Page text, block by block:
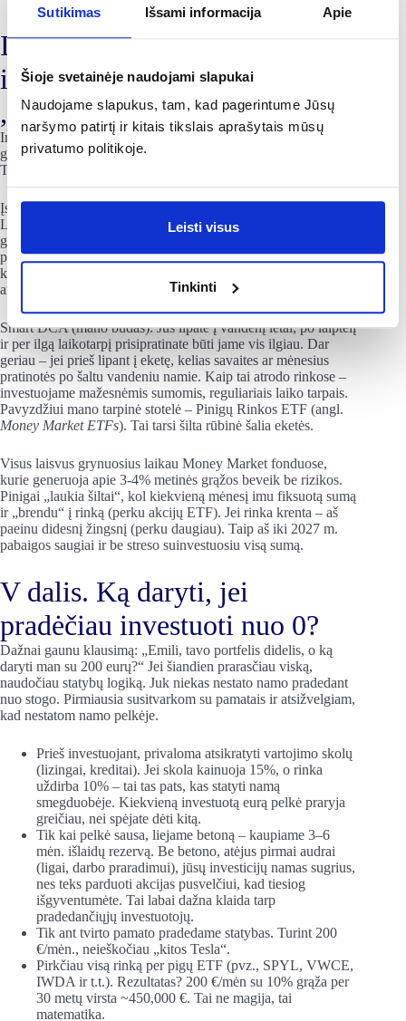
Sutikimas Išsami informacija Apie
Šioje svetainėje naudojami slapukai
Naudojame slapukus, tam, kad pagerintume Jūsų
naršymo patirtį ir kitais tikslais aprašytais mūsų
privatumo politikoje.
Leisti visus
Tinkinti
IV dalis. Vykdymas: Kaip
investuoti, kai rinka
„įkaitusi“?
Investuoti 40,000+ eurų vienu ypu („Lump Sum“), kai
grafikai atrodo kaip vertikali siena, yra psichologiškai sunku.
Todėl aš sukūriau tarpinę stotelę.
Įsivaizduokite investavimą kaip maudynes eketėje žiemą.
Lump Sum (Viskas iškart): Jūs įšokate į ledinį vandenį stačia
galva ir būnate ten bent 5 minutes. Jei organizmas atlaiko –
puiku. Bet šokas gali būti toks didelis (jei rinka kitą dieną
krenta 20%-40%), kad ištiks panika ir išlipsite privalomai
anksčiau nei norėjote.
Smart DCA (mano būdas): Jūs lipate į vandenį lėtai, po laiptelį
ir per ilgą laikotarpį prisipratinate būti jame vis ilgiau. Dar
geriau – jei prieš lipant į eketę, kelias savaites ar mėnesius
pratinotės po šaltu vandeniu namie. Kaip tai atrodo rinkose –
investuojame mažesnėmis sumomis, reguliariais laiko tarpais.
Pavyzdžiui mano tarpinė stotelė – Pinigų Rinkos ETF (angl.
Money Market ETFs). Tai tarsi šilta rūbinė šalia eketės.
Visus laisvus grynuosius laikau Money Market fonduose,
kurie generuoja apie 3-4% metinės grąžos beveik be rizikos.
Pinigai „laukia šiltai“, kol kiekvieną mėnesį imu fiksuotą sumą
ir „brendu“ į rinką (perku akcijų ETF). Jei rinka krenta – aš
paeinu didesnį žingsnį (perku daugiau). Taip aš iki 2027 m.
pabaigos saugiai ir be streso suinvestuosiu visą sumą.
V dalis. Ką daryti, jei
pradėčiau investuoti nuo 0?
Dažnai gaunu klausimą: „Emili, tavo portfelis didelis, o ką
daryti man su 200 eurų?“ Jei šiandien prarasčiau viską,
naudočiau statybų logiką. Juk niekas nestato namo pradedant
nuo stogo. Pirmiausia susitvarkom su pamatais ir atsižvelgiam,
kad nestatom namo pelkėje.
Prieš investuojant, privaloma atsikratyti vartojimo skolų
(lizingai, kreditai). Jei skola kainuoja 15%, o rinka
uždirba 10% – tai tas pats, kas statyti namą
smegduobėje. Kiekvieną investuotą eurą pelkė praryja
greičiau, nei spėjate dėti kitą.
Tik kai pelkė sausa, liejame betoną – kaupiame 3–6
mėn. išlaidų rezervą. Be betono, atėjus pirmai audrai
(ligai, darbo praradimui), jūsų investicijų namas sugrius,
nes teks parduoti akcijas pusvelčiui, kad tiesiog
išgyventumėte. Tai labai dažna klaida tarp
pradedančiųjų investuotojų.
Tik ant tvirto pamato pradedame statybas. Turint 200
€/mėn., neieškočiau „kitos Tesla“.
Pirkčiau visą rinką per pigų ETF (pvz., SPYL, VWCE,
IWDA ir t.t.). Rezultatas? 200 €/mėn su 10% grąža per
30 metų virsta ~450,000 €. Tai ne magija, tai
matematika.